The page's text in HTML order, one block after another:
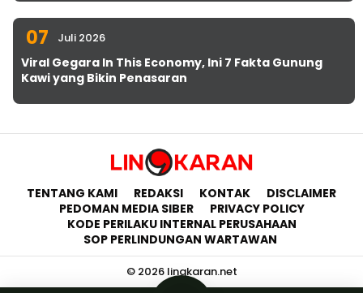
07 Juli 2026
Viral Gegara In This Economy, Ini 7 Fakta Gunung
Kawi yang Bikin Penasaran
TENTANG KAMI REDAKSI KONTAK
DISCLAIMER
PEDOMAN MEDIA SIBER
PRIVACY POLICY
KODE PERILAKU INTERNAL PERUSAHAAN
SOP PERLINDUNGAN WARTAWAN
© 2026 lingkaran.net